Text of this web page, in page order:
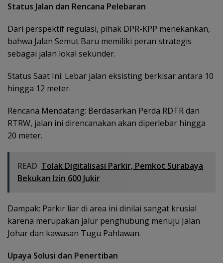
Status Jalan dan Rencana Pelebaran
Dari perspektif regulasi, pihak DPR-KPP menekankan,
bahwa Jalan Semut Baru memiliki peran strategis
sebagai jalan lokal sekunder.
Status Saat Ini: Lebar jalan eksisting berkisar antara 10
hingga 12 meter.
​Rencana Mendatang: Berdasarkan Perda RDTR dan
RTRW, jalan ini direncanakan akan diperlebar hingga
20 meter.
READ Tolak Digitalisasi Parkir, Pemkot Surabaya
Bekukan Izin 600 Jukir
​Dampak: Parkir liar di area ini dinilai sangat krusial
karena merupakan jalur penghubung menuju Jalan
Johar dan kawasan Tugu Pahlawan.
​Upaya Solusi dan Penertiban